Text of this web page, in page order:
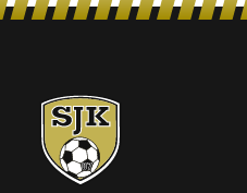
SJK-
juniorit